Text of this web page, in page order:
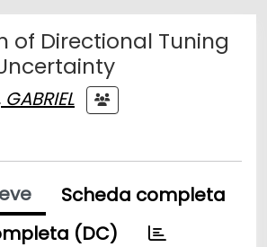
of Directional Tuning
Scheda completa
(DC)